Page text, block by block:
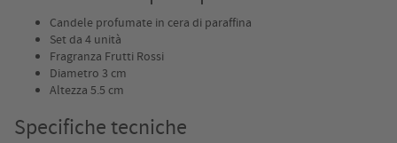
Candele profumate in cera di paraffina
Set da 4 unità
Fragranza Frutti Rossi
Diametro 3 cm
Altezza 5.5 cm
Specifiche tecniche